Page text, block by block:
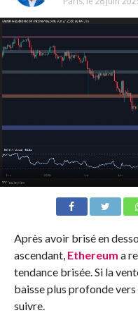
Après avoir brisé en
ascendant, Ethereum a
tendance brisée. Si la
baisse plus profonde
suivre.